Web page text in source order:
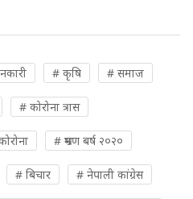
# कृषि # समाज
# कोरोना त्रास
# भ्रमण बर्ष २०२०
# बिचार # नेपाली कांग्रेस